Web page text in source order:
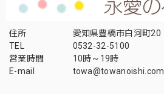
住所
愛知県豊橋市白河町20
TEL
0532-32-5100
営業時間
10時～19時
E-mail
towa@towanoishi.com